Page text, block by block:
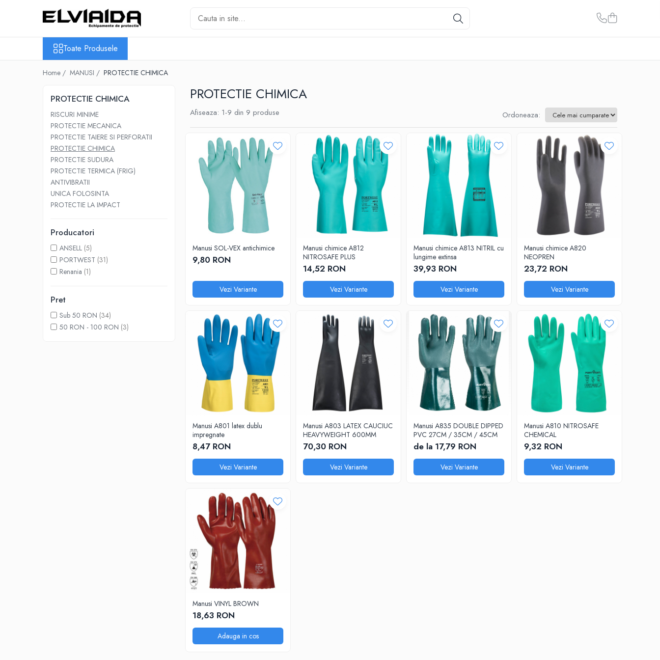
IMBRACAMINTE
IMBRACAMINTE IMPERMEABILA
UNICA FOLOSINTA
IMBRACAMINTE ESD
IMBRACAMINTE IGNIFUGATA,
ANTISTATICA
JACHETE DE LUCRU
PANTALONI DE LUCRU
INDUSTRIA ALIMENTARA
GENUNCHIERE
IMBRACAMINTE ANTICHIMICA |
Toate Produsele
Home / MANUSI / PROTECTIE CHIMICA
PROTECTIE CHIMICA
PROTECTIE CHIMICA
RISCURI MINIME
PROTECTIE MECANICA
PROTECTIE TAIERE SI PERFORATII
PROTECTIE CHIMICA
PROTECTIE SUDURA
PROTECTIE TERMICA (FRIG)
ANTIVIBRATII
UNICA FOLOSINTA
PROTECTIE LA IMPACT
Producatori
ANSELL (5)
PORTWEST (31)
Renania (1)
Pret
Sub 50 RON (34)
50 RON - 100 RON (3)
Afiseaza: 1-9 din 9 produse Ordoneaza:
Manusi SOL-VEX antichimice
9,80 RON
Vezi Variante
Manusi chimice A812
NITROSAFE PLUS
14,52 RON
Vezi Variante
Manusi chimice A813 NITRIL cu
lungime extinsa
39,93 RON
Vezi Variante
Manusi chimice A820
NEOPREN
23,72 RON
Vezi Variante
Manusi A801 latex dublu
impregnate
8,47 RON
Vezi Variante
Manusi A803 LATEX CAUCIUC
HEAVYWEIGHT 600MM
70,30 RON
Vezi Variante
Manusi A835 DOUBLE DIPPED
PVC 27CM / 35CM / 45CM
de la 17,79 RON
Vezi Variante
Manusi A810 NITROSAFE
CHEMICAL
9,32 RON
Vezi Variante
Manusi VINYL BROWN
18,63 RON
Adauga in cos